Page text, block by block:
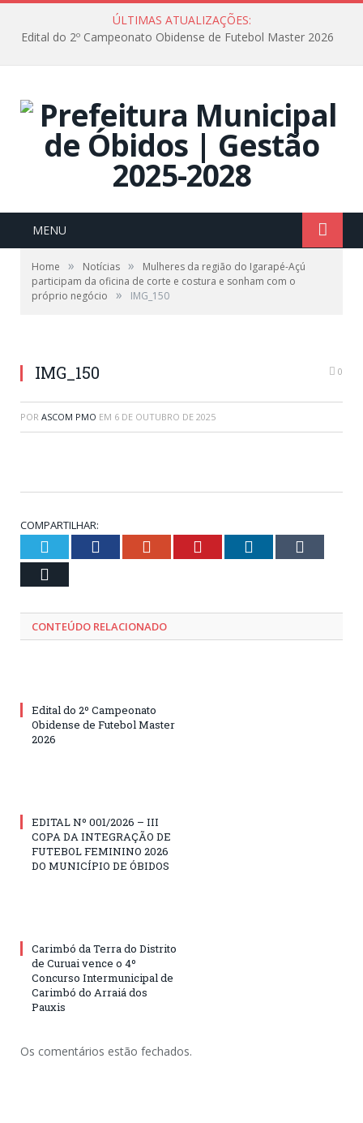
ÚLTIMAS ATUALIZAÇÕES:
Edital do 2º Campeonato Obidense de Futebol Master 2026
MENU
Home » Notícias »
Mulheres da região do Igarapé-Açú
participam da oficina de corte e costura e sonham com o
próprio negócio
» IMG_150
IMG_150 0
POR ASCOM PMO EM 6 DE OUTUBRO DE 2025
COMPARTILHAR:
Twitter Facebook Google+ Pinterest LinkedIn
CONTEÚDO RELACIONADO
Edital do 2º Campeonato
Obidense de Futebol Master
2026
EDITAL Nº 001/2026 – III
COPA DA INTEGRAÇÃO DE
FUTEBOL FEMININO 2026
DO MUNICÍPIO DE ÓBIDOS
Carimbó da Terra do Distrito
de Curuai vence o 4º
Concurso Intermunicipal de
Carimbó do Arraiá dos
Pauxis
Os comentários estão fechados.